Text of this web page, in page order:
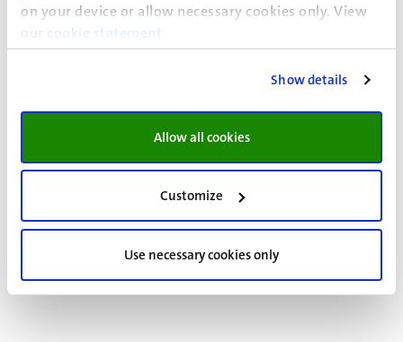
on your device or allow necessary cookies only. View
our
cookie statement
Show details
Allow all cookies
Customize
Use necessary cookies only
IISma (Indonesia)